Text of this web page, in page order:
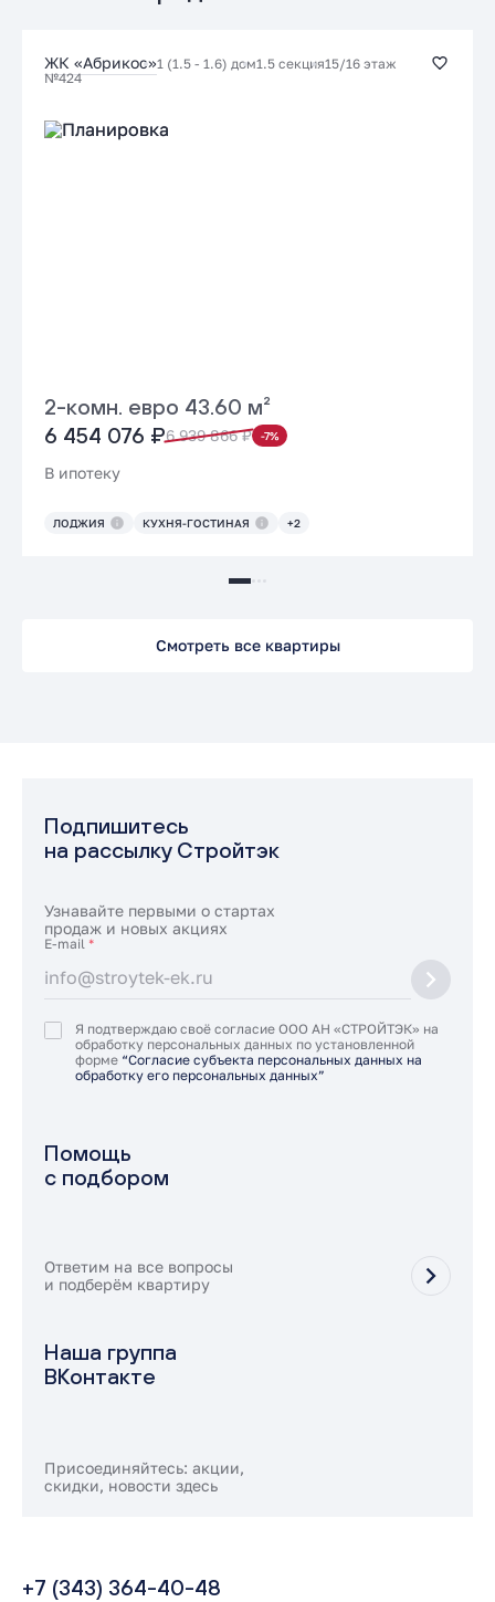
ЖК «Абрикос»1 (1.5 - 1.6) дом1.5 секция15/16 этаж
№424
2-комн. евро 43.60 м²
6 454 076 ₽6 939 866 ₽ -7%
В ипотеку
ЛОДЖИЯ КУХНЯ-ГОСТИНАЯ +2
Смотреть все квартиры
Подпишитесь
на рассылку Стройтэк
Узнавайте первыми о стартах
продаж и новых акциях
E-mail *
Я подтверждаю своё согласие ООО АН «СТРОЙТЭК» на
обработку персональных данных по установленной
форме “Согласие субъекта персональных данных на
обработку его персональных данных”
Помощь
с подбором
Ответим на все вопросы
и подберём квартиру
Наша группа
ВКонтакте
Присоединяйтесь: акции,
скидки, новости здесь
+7 (343) 364-40-48